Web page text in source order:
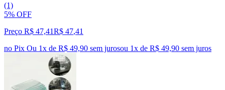
(1)
5% OFF
Preço R$ 47,41R$ 47,41
no Pix Ou 1x de R$ 49,90 sem jurosou 1x de R$ 49,90 sem juros